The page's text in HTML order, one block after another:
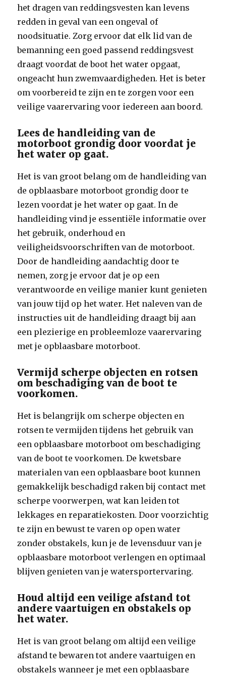
het dragen van reddingsvesten kan levens
redden in geval van een ongeval of
noodsituatie. Zorg ervoor dat elk lid van de
bemanning een goed passend reddingsvest
draagt voordat de boot het water opgaat,
ongeacht hun zwemvaardigheden. Het is beter
om voorbereid te zijn en te zorgen voor een
veilige vaarervaring voor iedereen aan boord.
Lees de handleiding van de
motorboot grondig door voordat je
het water op gaat.
Het is van groot belang om de handleiding van
de opblaasbare motorboot grondig door te
lezen voordat je het water op gaat. In de
handleiding vind je essentiële informatie over
het gebruik, onderhoud en
veiligheidsvoorschriften van de motorboot.
Door de handleiding aandachtig door te
nemen, zorg je ervoor dat je op een
verantwoorde en veilige manier kunt genieten
van jouw tijd op het water. Het naleven van de
instructies uit de handleiding draagt bij aan
een plezierige en probleemloze vaarervaring
met je opblaasbare motorboot.
Vermijd scherpe objecten en rotsen
om beschadiging van de boot te
voorkomen.
Het is belangrijk om scherpe objecten en
rotsen te vermijden tijdens het gebruik van
een opblaasbare motorboot om beschadiging
van de boot te voorkomen. De kwetsbare
materialen van een opblaasbare boot kunnen
gemakkelijk beschadigd raken bij contact met
scherpe voorwerpen, wat kan leiden tot
lekkages en reparatiekosten. Door voorzichtig
te zijn en bewust te varen op open water
zonder obstakels, kun je de levensduur van je
opblaasbare motorboot verlengen en optimaal
blijven genieten van je watersportervaring.
Houd altijd een veilige afstand tot
andere vaartuigen en obstakels op
het water.
Het is van groot belang om altijd een veilige
afstand te bewaren tot andere vaartuigen en
obstakels wanneer je met een opblaasbare